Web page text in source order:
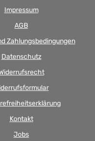
Impressum
AGB
Zahlungsbedingungen
Datenschutz
Kontakt
Jobs